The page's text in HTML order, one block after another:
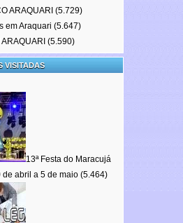
ARAQUARI (5.729)
em Araquari (5.647)
(5.590)
VISITADAS
13ª Festa do Maracujá
de abril a 5 de maio (5.464)